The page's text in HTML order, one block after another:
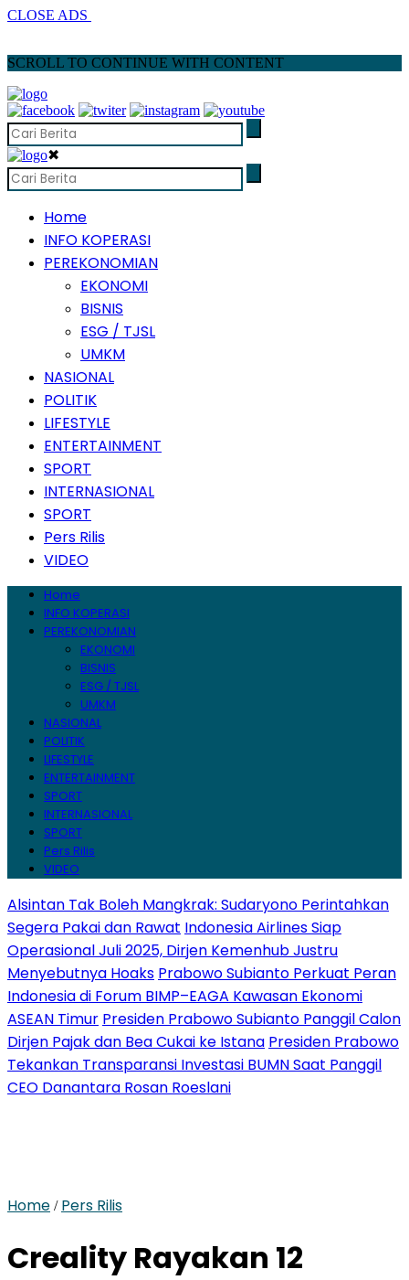
CLOSE ADS
SCROLL TO CONTINUE WITH CONTENT
✖
Home
INFO KOPERASI
PEREKONOMIAN
EKONOMI
BISNIS
ESG / TJSL
UMKM
NASIONAL
POLITIK
LIFESTYLE
ENTERTAINMENT
SPORT
INTERNASIONAL
SPORT
Pers Rilis
VIDEO
Home
INFO KOPERASI
PEREKONOMIAN
EKONOMI
BISNIS
ESG / TJSL
UMKM
NASIONAL
POLITIK
LIFESTYLE
ENTERTAINMENT
SPORT
INTERNASIONAL
SPORT
Pers Rilis
VIDEO
Alsintan Tak Boleh Mangkrak: Sudaryono Perintahkan
Segera Pakai dan Rawat Indonesia Airlines Siap
Operasional Juli 2025, Dirjen Kemenhub Justru
Menyebutnya Hoaks Prabowo Subianto Perkuat Peran
Indonesia di Forum BIMP–EAGA Kawasan Ekonomi
ASEAN Timur Presiden Prabowo Subianto Panggil Calon
Dirjen Pajak dan Bea Cukai ke Istana Presiden Prabowo
Tekankan Transparansi Investasi BUMN Saat Panggil
CEO Danantara Rosan Roeslani
Home / Pers Rilis
Creality Rayakan 12